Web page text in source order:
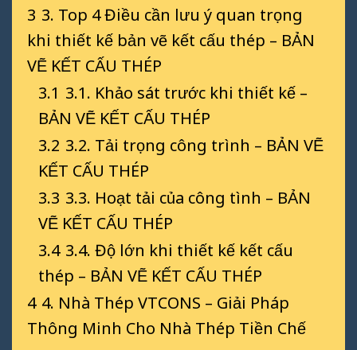
3 3. Top 4 Điều cần lưu ý quan trọng
khi thiết kế bản vẽ kết cấu thép – BẢN
VẼ KẾT CẤU THÉP
3.1 3.1. Khảo sát trước khi thiết kế –
BẢN VẼ KẾT CẤU THÉP
3.2 3.2. Tải trọng công trình – BẢN VẼ
KẾT CẤU THÉP
3.3 3.3. Hoạt tải của công tình – BẢN
VẼ KẾT CẤU THÉP
3.4 3.4. Độ lớn khi thiết kế kết cấu
thép – BẢN VẼ KẾT CẤU THÉP
4 4. Nhà Thép VTCONS – Giải Pháp
Thông Minh Cho Nhà Thép Tiền Chế